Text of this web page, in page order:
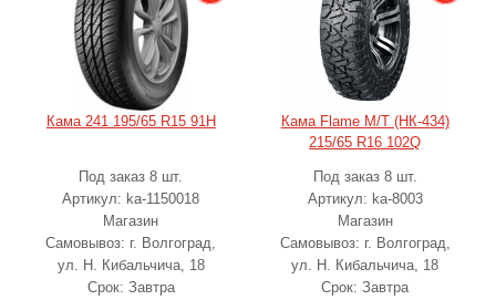
Кама 241 195/65 R15 91H
Под заказ 8 шт.
Артикул: ka-1150018
Магазин
Самовывоз: г. Волгоград,
ул. Н. Кибальчича, 18
Срок: Завтра
Кама Flame M/T (НК-434)
215/65 R16 102Q
Под заказ 8 шт.
Артикул: ka-8003
Магазин
Самовывоз: г. Волгоград,
ул. Н. Кибальчича, 18
Срок: Завтра